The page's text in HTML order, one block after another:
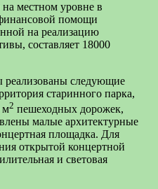
местном уровне в
помощи
на реализацию
составляет 18000
следующие
старинного парка,
м2 пешеходных дорожек,
малые архитектурные
площадка. Для
открытой концертной
и световая